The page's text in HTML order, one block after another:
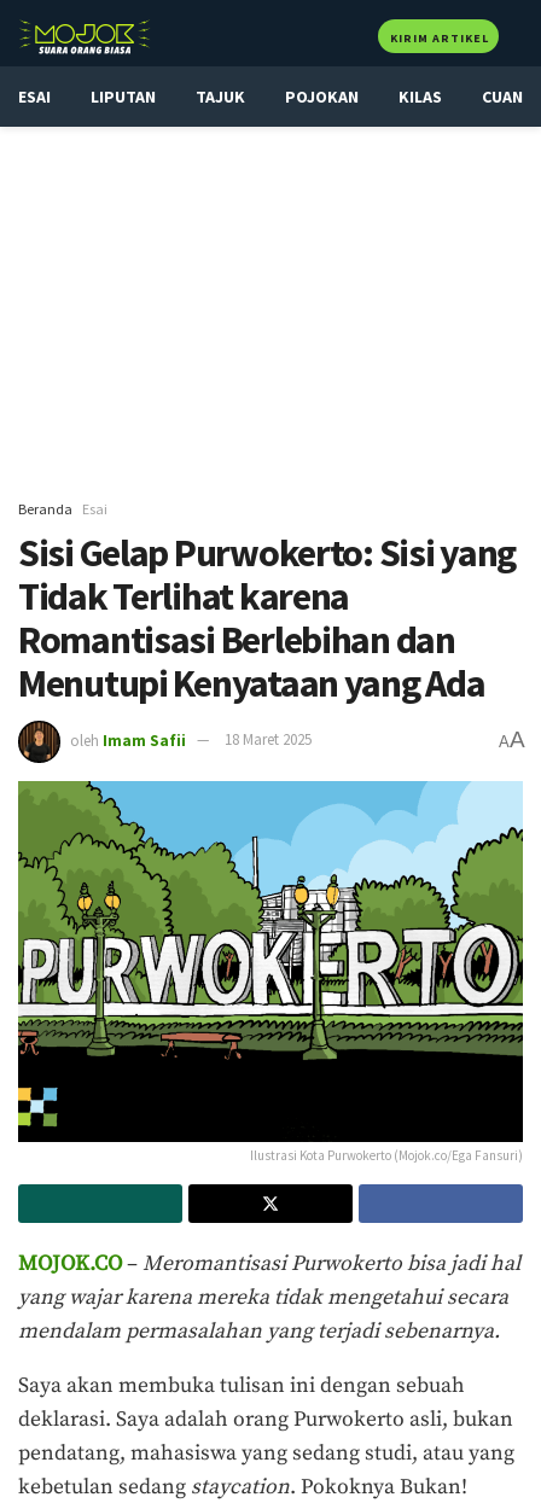
KIRIM ARTIKEL
ESAI LIPUTAN TAJUK POJOKAN KILAS CUAN
Beranda Esai
Sisi Gelap Purwokerto: Sisi yang
Tidak Terlihat karena
Romantisasi Berlebihan dan
Menutupi Kenyataan yang Ada
oleh Imam Safii 18 Maret 2025 AA
Ilustrasi Kota Purwokerto (Mojok.co/Ega Fansuri)
MOJOK.CO–Meromantisasi Purwokerto bisa jadi hal
yang wajar karena mereka tidak mengetahui secara
mendalam permasalahan yang terjadi sebenarnya.
Saya akan membuka tulisan ini dengan sebuah
deklarasi. Saya adalah orang Purwokerto asli, bukan
pendatang, mahasiswa yang sedang studi, atau yang
kebetulan sedang staycation. Pokoknya Bukan!